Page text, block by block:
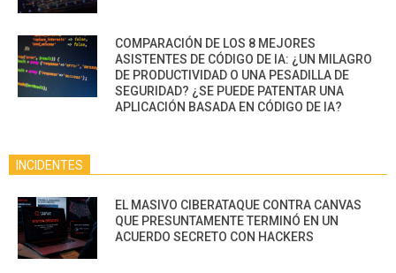
COMPARACIÓN DE LOS 8 MEJORES
ASISTENTES DE CÓDIGO DE IA: ¿UN MILAGRO
DE PRODUCTIVIDAD O UNA PESADILLA DE
SEGURIDAD? ¿SE PUEDE PATENTAR UNA
APLICACIÓN BASADA EN CÓDIGO DE IA?
INCIDENTES
EL MASIVO CIBERATAQUE CONTRA CANVAS
QUE PRESUNTAMENTE TERMINÓ EN UN
ACUERDO SECRETO CON HACKERS